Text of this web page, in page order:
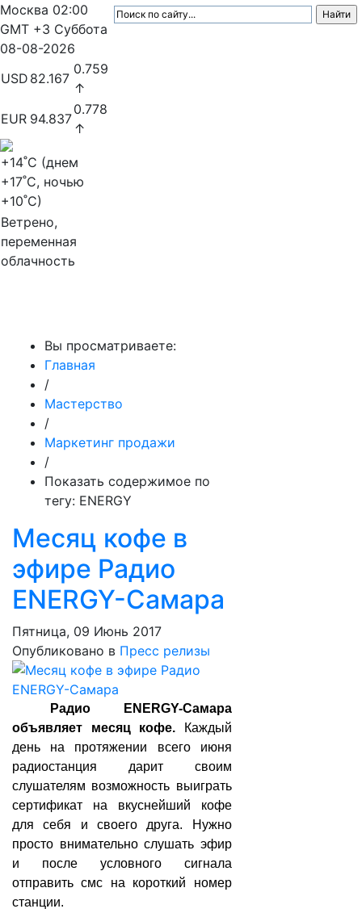
Москва 02:00
GMT +3 Суббота
08-08-2026
USD 82.167
0.759
↑
EUR 94.837
0.778
↑
+14˚C (днем
+17˚C, ночью
+10˚C)
Ветрено,
переменная
облачность
Вы просматриваете:
Главная
/
Мастерство
/
Маркетинг продажи
/
Показать содержимое по
тегу: ENERGY
Месяц кофе в
эфире Радио
ENERGY-Самара
Пятница, 09 Июнь 2017
Опубликовано в Пресс релизы
Радио ENERGY-Самара
объявляет месяц кофе. Каждый
день на протяжении всего июня
радиостанция дарит своим
слушателям возможность выиграть
сертификат на вкуснейший кофе
для себя и своего друга. Нужно
просто внимательно слушать эфир
и после условного сигнала
отправить смс на короткий номер
станции.